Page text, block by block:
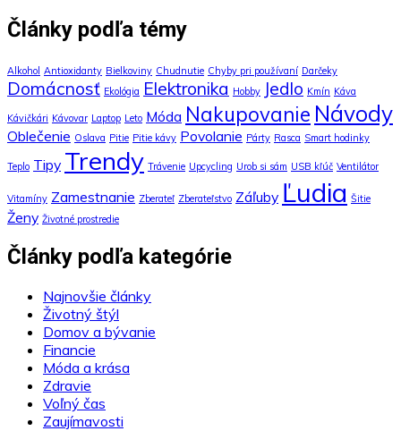
Články podľa témy
Alkohol Antioxidanty Bielkoviny Chudnutie Chyby pri používaní Darčeky
Domácnosť Ekológia Elektronika Hobby Jedlo Kmín Káva
Kávičkári Kávovar Laptop Leto Móda Nakupovanie Návody
Oblečenie Oslava Pitie Pitie kávy Povolanie Párty Rasca Smart hodinky
Teplo Tipy Trendy Trávenie Upcycling Urob si sám USB kľúč Ventilátor
Vitamíny Zamestnanie Zberateľ Zberateľstvo Záľuby Ľudia Šitie
Ženy Životné prostredie
Články podľa kategórie
Najnovšie články
Životný štýl
Domov a bývanie
Financie
Móda a krása
Zdravie
Voľný čas
Zaujímavosti